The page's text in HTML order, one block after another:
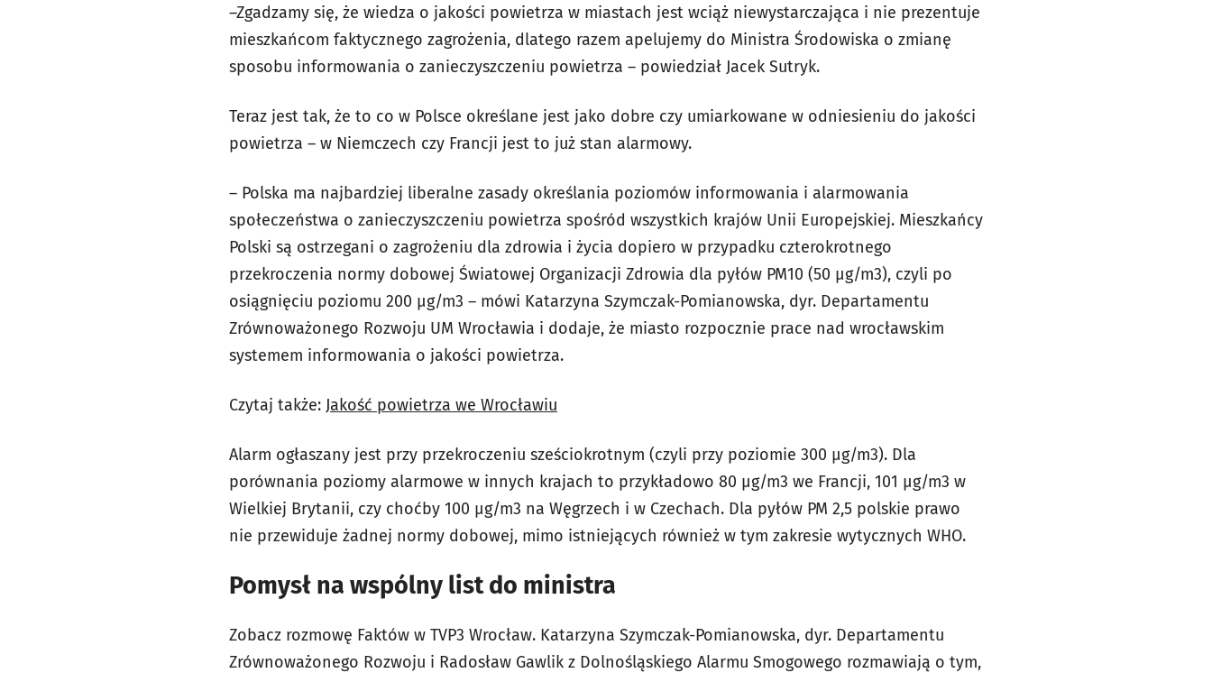
–Zgadzamy się, że wiedza o jakości powietrza w miastach jest wciąż niewystarczająca i nie prezentuje
mieszkańcom faktycznego zagrożenia, dlatego razem apelujemy do Ministra Środowiska o zmianę
sposobu informowania o zanieczyszczeniu powietrza – powiedział Jacek Sutryk.
Teraz jest tak, że to co w Polsce określane jest jako dobre czy umiarkowane w odniesieniu do jakości
powietrza – w Niemczech czy Francji jest to już stan alarmowy.
– Polska ma najbardziej liberalne zasady określania poziomów informowania i alarmowania
społeczeństwa o zanieczyszczeniu powietrza spośród wszystkich krajów Unii Europejskiej. Mieszkańcy
Polski są ostrzegani o zagrożeniu dla zdrowia i życia dopiero w przypadku czterokrotnego
przekroczenia normy dobowej Światowej Organizacji Zdrowia dla pyłów PM10 (50 µg/m3), czyli po
osiągnięciu poziomu 200 µg/m3 – mówi Katarzyna Szymczak-Pomianowska, dyr. Departamentu
Zrównoważonego Rozwoju UM Wrocławia i dodaje, że miasto rozpocznie prace nad wrocławskim
systemem informowania o jakości powietrza.
Czytaj także: Jakość powietrza we Wrocławiu
Alarm ogłaszany jest przy przekroczeniu sześciokrotnym (czyli przy poziomie 300 µg/m3). Dla
porównania poziomy alarmowe w innych krajach to przykładowo 80 μg/m3 we Francji, 101 μg/m3 w
Wielkiej Brytanii, czy choćby 100 μg/m3 na Węgrzech i w Czechach. Dla pyłów PM 2,5 polskie prawo
nie przewiduje żadnej normy dobowej, mimo istniejących również w tym zakresie wytycznych WHO.
Pomysł na wspólny list do ministra
Zobacz rozmowę Faktów w TVP3 Wrocław. Katarzyna Szymczak-Pomianowska, dyr. Departamentu
Zrównoważonego Rozwoju i Radosław Gawlik z Dolnośląskiego Alarmu Smogowego rozmawiają o tym,